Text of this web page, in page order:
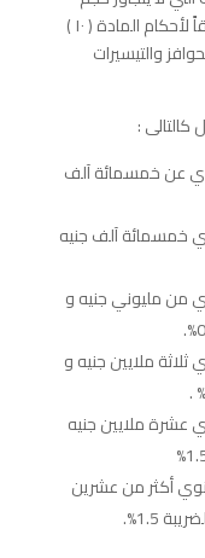
أعمالها السنوي عن عشرين مليون جنيه طبقاً لأحكام المادة ( ۱۰ )
بشأن بعض الحوافز والتيسيرات
:
عن خمسمائة آلف
خمسمائة آلف جنيه
من مليوني جنيه و
ملايين جنيه و
عشرة ملايين جنيه
أكثر من عشرين